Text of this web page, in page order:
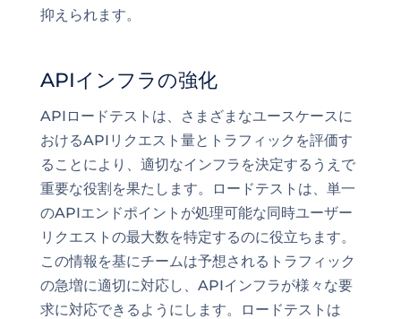
抑えられます。
APIインフラの強化
APIロードテストは、さまざまなユースケースに
おけるAPIリクエスト量とトラフィックを評価す
ることにより、適切なインフラを決定するうえで
重要な役割を果たします。ロードテストは、単一
のAPIエンドポイントが処理可能な同時ユーザー
リクエストの最大数を特定するのに役立ちます。
この情報を基にチームは予想されるトラフィック
の急増に適切に対応し、APIインフラが様々な要
求に対応できるようにします。ロードテストは